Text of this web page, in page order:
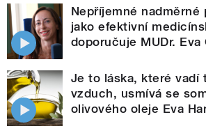
Nepříjemné nadměrné
jako efektivní
doporučuje MUDr. Eva
Je to láska, které vadí
vzduch, usmívá se
olivového oleje Eva